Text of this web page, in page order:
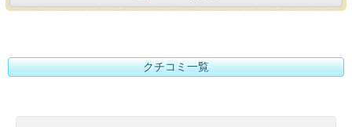
クチコミ一覧